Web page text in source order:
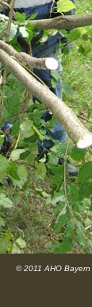
© 2011 AHO Bayern